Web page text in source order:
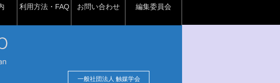
利用方法・FAQ お問い合わせ 編集委員会
一般社団法人 触媒学会